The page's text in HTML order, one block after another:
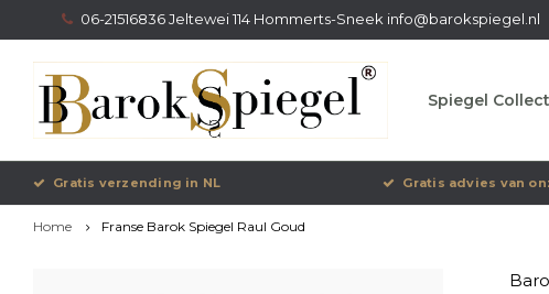
06-21516836 Jeltewei 114 Hommerts-Sneek info@barokspiegel.nl
Spiegel
Gratis verzending in NL Gratis advies van
Home Franse Barok Spiegel Raul Goud